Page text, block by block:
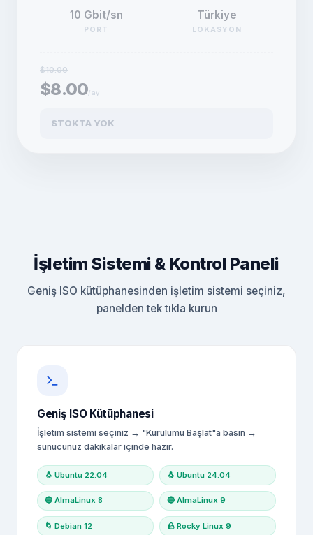
10 Gbit/sn
PORT
Türkiye
LOKASYON
$10.00
$8.00/ay
STOKTA YOK
İşletim Sistemi & Kontrol Paneli
Geniş ISO kütüphanesinden işletim sistemi seçiniz,
panelden tek tıkla kurun
Geniş ISO Kütüphanesi
İşletim sistemi seçiniz → "Kurulumu Başlat"a basın →
sunucunuz dakikalar içinde hazır.
🐧 Ubuntu 22.04 🐧 Ubuntu 24.04
🔵 AlmaLinux 8 🔵 AlmaLinux 9
🌀 Debian 12 🪨 Rocky Linux 9